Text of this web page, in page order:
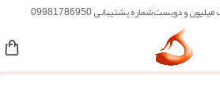
میلیون و دویستشماره پشتیبانی 09981786950